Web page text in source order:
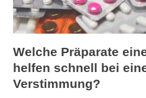
Welche Präparate
helfen schnell bei
Verstimmung?